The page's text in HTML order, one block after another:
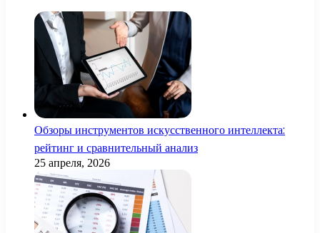
Обзоры инструментов искусственного интеллекта:
рейтинг и сравнительный анализ
25 апреля, 2026